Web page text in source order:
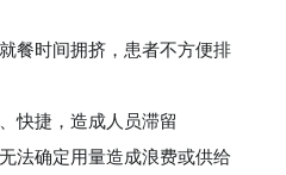
餐时间拥挤，患者不方便排
快捷，造成人员滞留
法确定用量造成浪费或供给